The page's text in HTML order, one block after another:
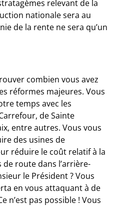
relevant de la
nationale sera au
de la rente ne sera qu’un
combien vous avez
réformes majeures. Vous
temps avec les
de Sainte
entre autres. Vous vous
des usines de
réduire le coût relatif à la
route dans l’arrière-
le Président ? Vous
en vous attaquant à de
n’est pas possible ! Vous